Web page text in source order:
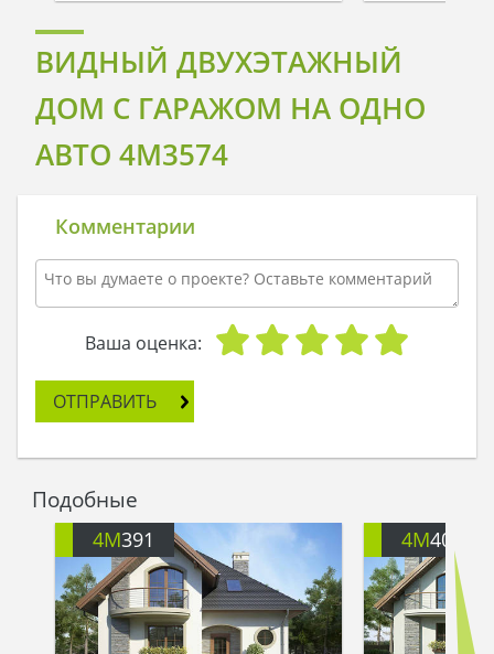
ВИДНЫЙ ДВУХЭТАЖНЫЙ
ДОМ С ГАРАЖОМ НА ОДНО
АВТО 4M3574
Комментарии
Ваша оценка:
ОТПРАВИТЬ
Подобные
4M391 4M401